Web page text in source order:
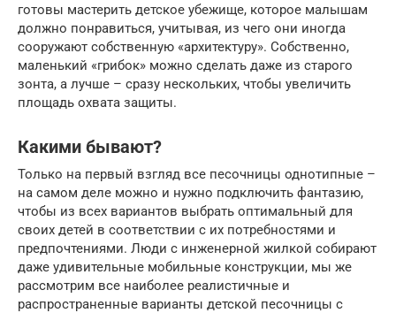
готовы мастерить детское убежище, которое малышам
должно понравиться, учитывая, из чего они иногда
сооружают собственную «архитектуру». Собственно,
маленький «грибок» можно сделать даже из старого
зонта, а лучше – сразу нескольких, чтобы увеличить
площадь охвата защиты.
Какими бывают?
Только на первый взгляд все песочницы однотипные –
на самом деле можно и нужно подключить фантазию,
чтобы из всех вариантов выбрать оптимальный для
своих детей в соответствии с их потребностями и
предпочтениями. Люди с инженерной жилкой собирают
даже удивительные мобильные конструкции, мы же
рассмотрим все наиболее реалистичные и
распространенные варианты детской песочницы с